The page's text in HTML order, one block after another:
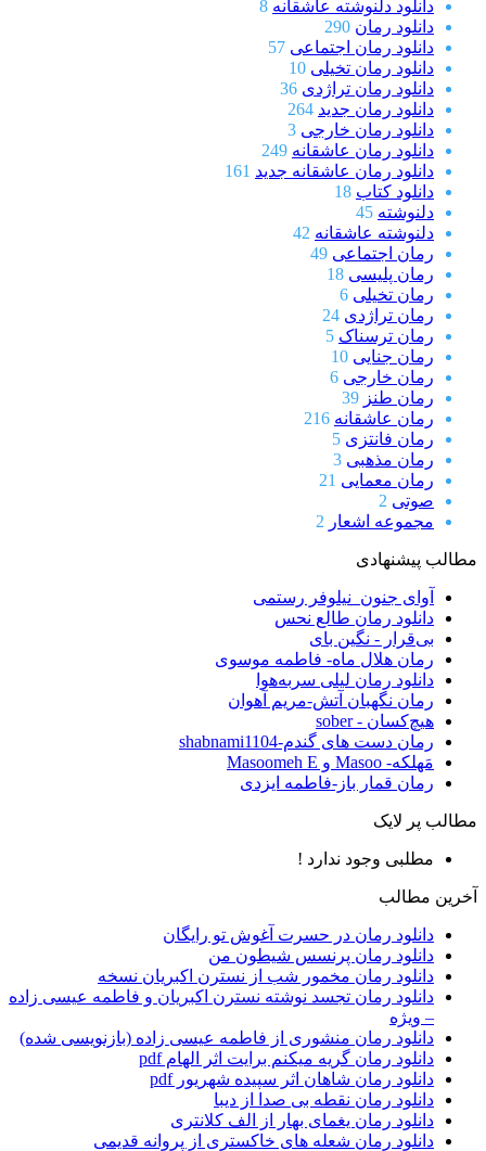
دانلود دلنوشته عاشقانه 8
دانلود رمان 290
دانلود رمان اجتماعی 57
دانلود رمان تخیلی 10
دانلود رمان تراژدی 36
دانلود رمان جدید 264
دانلود رمان خارجی 3
دانلود رمان عاشقانه 249
دانلود رمان عاشقانه جدید 161
دانلود کتاب 18
دلنوشته 45
دلنوشته عاشقانه 42
رمان اجتماعی 49
رمان پلیسی 18
رمان تخیلی 6
رمان تراژدی 24
رمان ترسناک 5
رمان جنایی 10
رمان خارجی 6
رمان طنز 39
رمان عاشقانه 216
رمان فانتزی 5
رمان مذهبی 3
رمان معمایی 21
صوتی 2
مجموعه اشعار 2
مطالب پیشنهادی
آوای جنون_نیلوفر رستمی
دانلود رمان طالع نحس
بی‌قرار - نگین بای
رمان هلال ماه- فاطمه موسوی
دانلود رمان لیلی سربه‌هوا
رمان نگهبان آتش-مریم آهوان
هیچ‌کسان - sober
رمان دست های گندم-shabnami1104
مَهلکه- Masoo و Masoomeh E
رمان قمار باز-فاطمه ایزدی
مطالب پر لایک
مطلبی وجود ندارد !
آخرین مطالب
دانلود رمان در حسرت آغوش تو رایگان
دانلود رمان پرنسس شیطون من
دانلود رمان مخمور شب از نسترن اکبریان نسخه
دانلود رمان تجسد نوشته نسترن اکبریان و فاطمه عیسی زاده
– ویژه
دانلود رمان منشوری از فاطمه عیسی زاده (بازنویسی شده)
دانلود رمان گریه میکنم برایت اثر الهام pdf
دانلود رمان شاهان اثر سپیده شهریور pdf
دانلود رمان نقطه بی صدا از دیبا
دانلود رمان یغمای بهار از الف کلانتری
دانلود رمان شعله های خاکستری از پروانه قدیمی